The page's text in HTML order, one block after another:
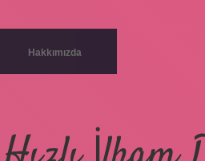
Hakkımızda